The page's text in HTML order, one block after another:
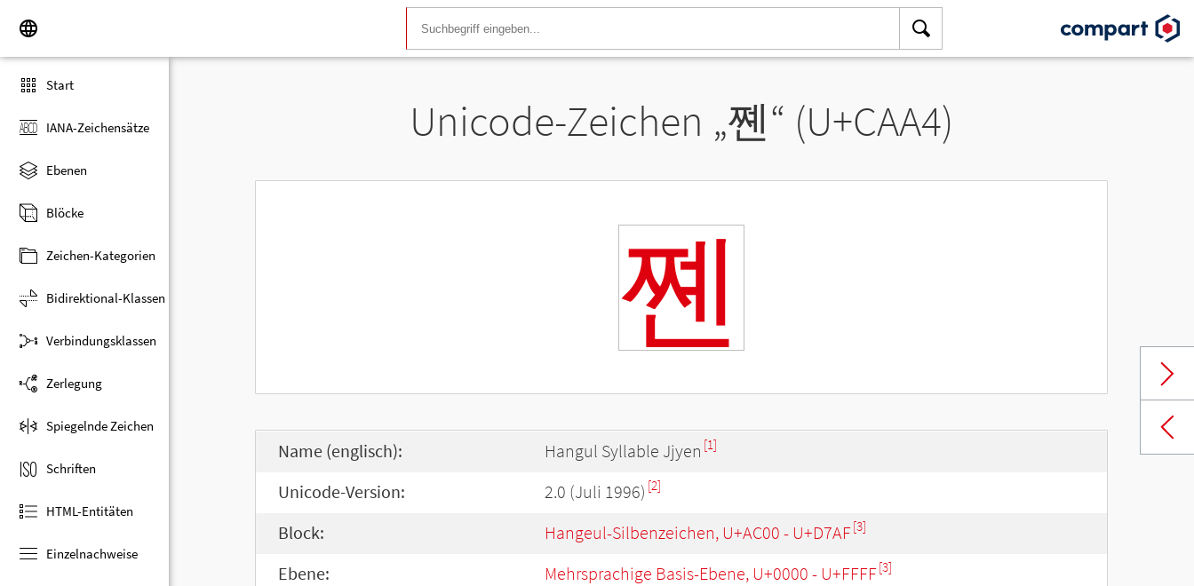
Start
IANA-Zeichensätze
Ebenen
Blöcke
Zeichen-Kategorien
Bidirektional-Klassen
Verbindungsklassen
Zerlegung
Spiegelnde Zeichen
Schriften
HTML-Entitäten
Einzelnachweise
Unicode-Zeichen „쪤“ (U+CAA4)
쪤
Name (englisch): Hangul Syllable Jjyen [1]
Unicode-Version: 2.0 (Juli 1996) [2]
Block: Hangeul-Silbenzeichen, U+AC00 - U+D7AF[3]
Ebene: Mehrsprachige Basis-Ebene, U+0000 - U+FFFF[3]